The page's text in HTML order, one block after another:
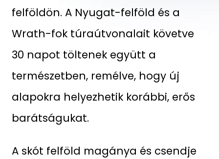
felföldön. A Nyugat-felföld és a
Wrath-fok túraútvonalait követve
30 napot töltenek együtt a
természetben, remélve, hogy új
alapokra helyezhetik korábbi, erős
barátságukat.
A skót felföld magánya és csendje